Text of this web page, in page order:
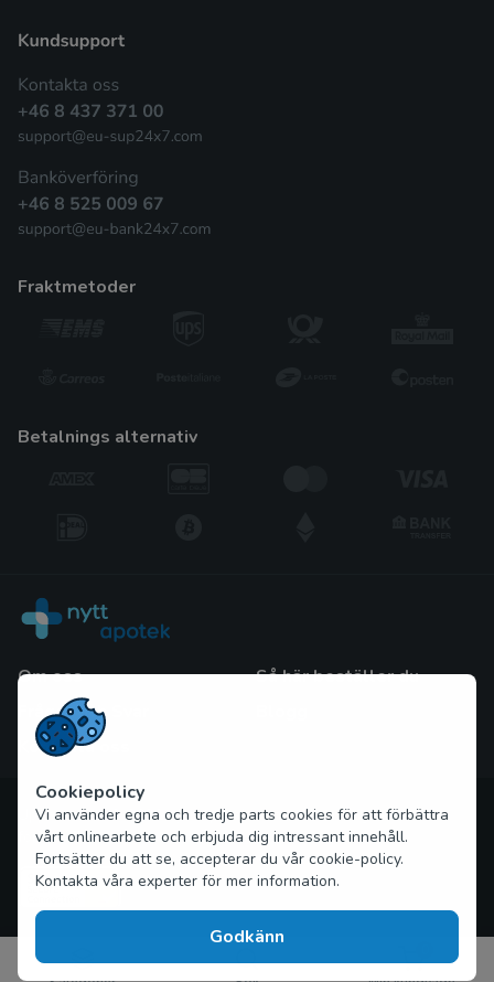
fraktmetoder
betalnings alternativ
Om oss
Frågor och Svar
Kontakta oss
Så här beställer du
Upphovsrätt © 2026 nytt-apotek.com Alla rättigheter
förbehållna
Cookiepolicy
Vi använder egna och tredje parts cookies för att förbättra
vårt onlinearbete och erbjuda dig intressant innehåll.
Fortsätter du att se, accepterar du vår cookie-policy.
Kontakta våra experter för mer information.
Godkänn